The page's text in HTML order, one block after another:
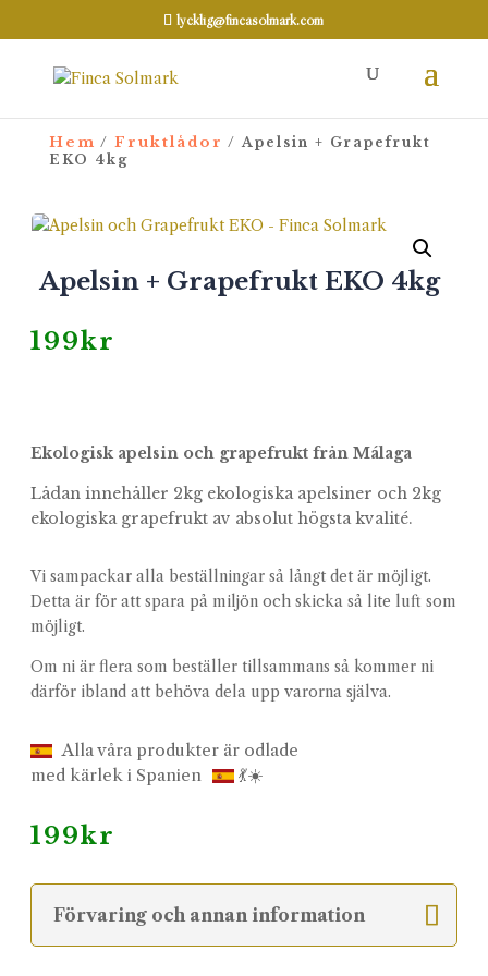
lycklig@fincasolmark.com
Hem / Fruktlådor / Apelsin + Grapefrukt
EKO 4kg
Apelsin + Grapefrukt EKO 4kg
199kr
Ekologisk apelsin och grapefrukt från Málaga
Lådan innehåller 2kg ekologiska apelsiner och 2kg
ekologiska grapefrukt av absolut högsta kvalité.
Vi sampackar alla beställningar så långt det är möjligt.
Detta är för att spara på miljön och skicka så lite luft som
möjligt.
Om ni är flera som beställer tillsammans så kommer ni
därför ibland att behöva dela upp varorna själva.
Alla våra produkter är odlade
med kärlek i Spanien
💃☀️
199kr
Förvaring och annan information